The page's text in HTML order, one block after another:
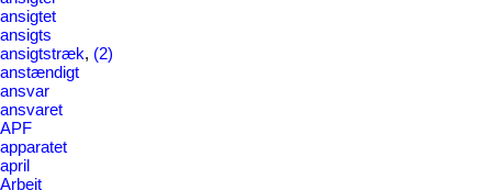
ansigtet
ansigts
ansigtstræk, (2)
anstændigt
ansvar
ansvaret
APF
apparatet
april
Arbeit